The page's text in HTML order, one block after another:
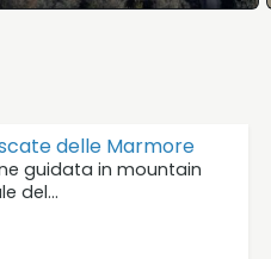
delle Marmore
guidata in mountain
del…